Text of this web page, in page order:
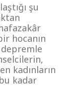
şu
hocanın
kadınların
kadar